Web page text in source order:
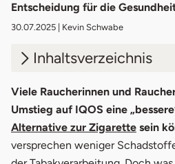
Entscheidung für die
30.07.2025 | Kevin Schwabe
Inhaltsverzeichnis
1. Wie funktioniert IQOS?
Ist IQOS gesünder als
3. Ist IQOS besser als
Viele Raucherinnen und
Umstieg auf IQOS eine
Alternative zur Zigarette sein
versprechen weniger